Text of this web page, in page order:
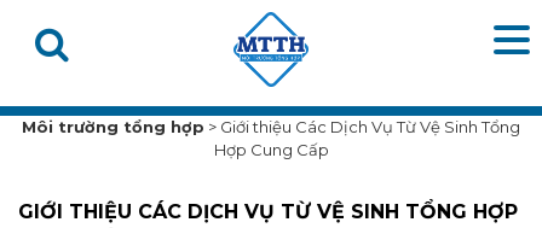
Môi trường tổng hợp > Giới thiệu Các Dịch Vụ Từ Vệ Sinh Tổng
Hợp Cung Cấp
GIỚI THIỆU CÁC DỊCH VỤ TỪ VỆ SINH TỔNG HỢP